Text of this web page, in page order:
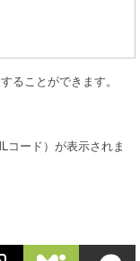
ことができます。
ード）が表示されま